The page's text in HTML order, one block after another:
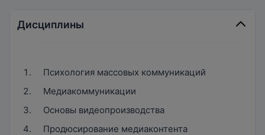
Дисциплины
Психология массовых коммуникаций
Медиакоммуникации
Основы видеопроизводства
Продюсирование медиаконтента